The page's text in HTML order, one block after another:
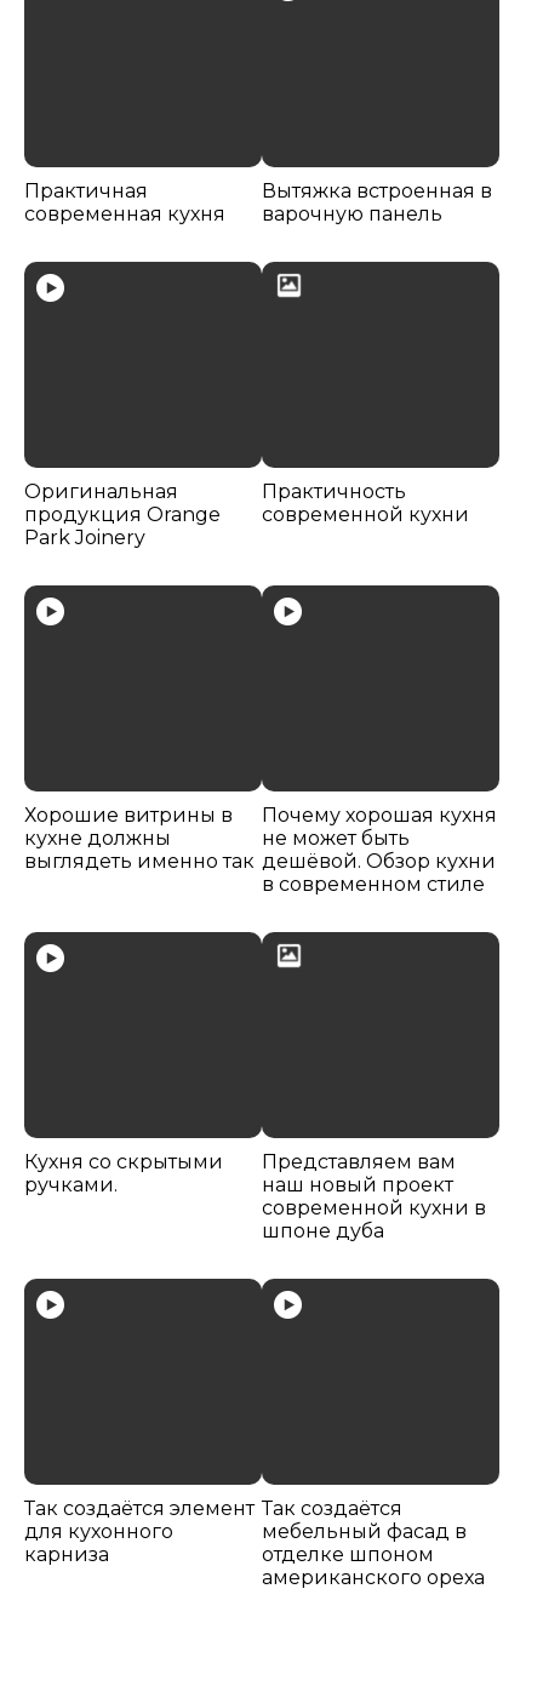
Практичная
современная кухня
Вытяжка встроенная в
варочную панель
Оригинальная
продукция Orange
Park Joinery
Практичность
современной кухни
Хорошие витрины в
кухне должны
выглядеть именно так
Почему хорошая кухня
не может быть
дешёвой. Обзор кухни
в современном стиле
Кухня со скрытыми
ручками.
Представляем вам
наш новый проект
современной кухни в
шпоне дуба
Так создаётся элемент
для кухонного
карниза
Так создаётся
мебельный фасад в
отделке шпоном
американского ореха